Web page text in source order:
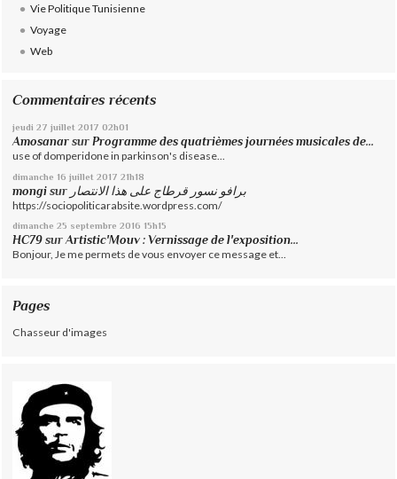
Vie Politique Tunisienne
Voyage
Web
Commentaires récents
jeudi 27 juillet 2017 02h01
Amosanar surProgramme des quatrièmes journées musicales de...
use of domperidone in parkinson's disease...
dimanche 16 juillet 2017 21h18
mongi sur برافو نسور قرطاج على هذا الانتصار
https://sociopoliticarabsite.wordpress.com/
dimanche 25 septembre 2016 15h15
HC79 surArtistic'Mouv : Vernissage de l'exposition...
Bonjour, Je me permets de vous envoyer ce message et...
Pages
Chasseur d'images